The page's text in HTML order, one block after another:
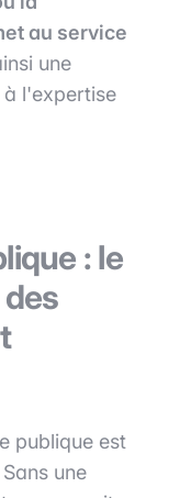
au service
une
à l'expertise
: le
publique est
une